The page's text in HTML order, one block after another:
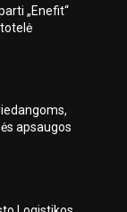
„Enefit“
apsaugos